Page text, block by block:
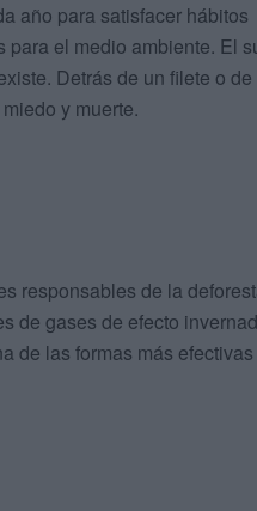
año para satisfacer hábitos
el medio ambiente. El
Detrás de un filete o
y muerte.
responsables de la
de gases de efecto
de las formas más